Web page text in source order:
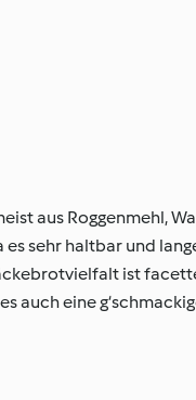
aus Roggenmehl,
sehr haltbar und
ist
auch eine